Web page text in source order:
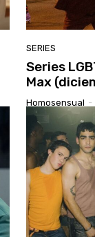
SERIES
Series
Max
Homosensual -